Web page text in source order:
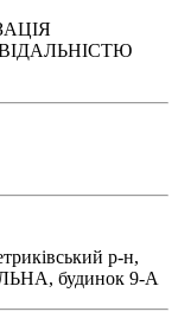
р-н,
будинок 9-А